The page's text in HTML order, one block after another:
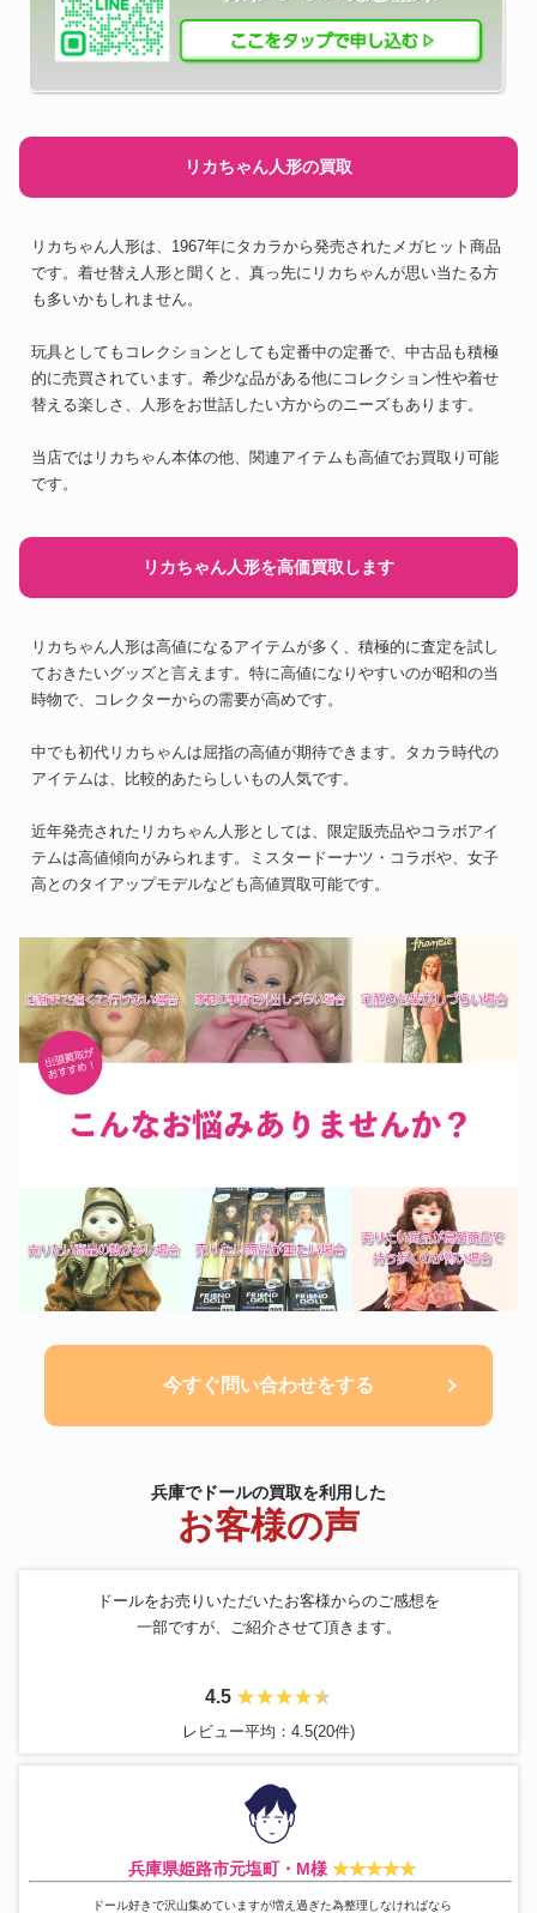
リカちゃん人形の買取
リカちゃん人形は、1967年にタカラから発売されたメガヒット商品
です。着せ替え人形と聞くと、真っ先にリカちゃんが思い当たる方
も多いかもしれません。
玩具としてもコレクションとしても定番中の定番で、中古品も積極
的に売買されています。希少な品がある他にコレクション性や着せ
替える楽しさ、人形をお世話したい方からのニーズもあります。
当店ではリカちゃん本体の他、関連アイテムも高値でお買取り可能
です。
リカちゃん人形を高価買取します
リカちゃん人形は高値になるアイテムが多く、積極的に査定を試し
ておきたいグッズと言えます。特に高値になりやすいのが昭和の当
時物で、コレクターからの需要が高めです。
中でも初代リカちゃんは屈指の高値が期待できます。タカラ時代の
アイテムは、比較的あたらしいもの人気です。
近年発売されたリカちゃん人形としては、限定販売品やコラボアイ
テムは高値傾向がみられます。ミスタードーナツ・コラボや、女子
高とのタイアップモデルなども高値買取可能です。
今すぐ問い合わせをする
兵庫でドールの買取を利用した
お客様の声
ドールをお売りいただいたお客様からのご感想を
一部ですが、ご紹介させて頂きます。
4.5
レビュー平均：4.5(20件)
兵庫県姫路市元塩町・M様
ドール好きで沢山集めていますが増え過ぎた為整理しなければなら